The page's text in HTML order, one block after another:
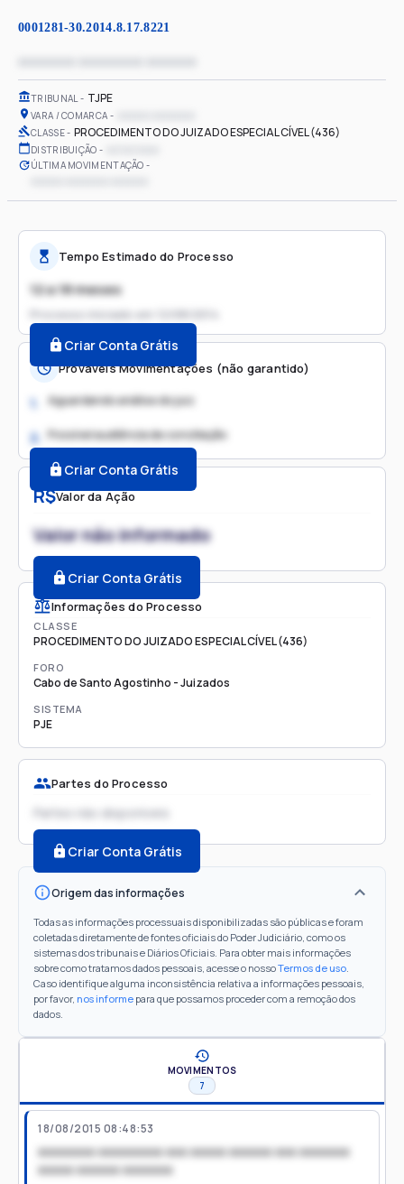
0001281-30.2014.8.17.8221
TRIBUNAL TJPE
VARA / COMARCA
CLASSE PROCEDIMENTO DO JUIZADO ESPECIAL CÍVEL (436)
DISTRIBUIÇÃO
ÚLTIMA MOVIMENTAÇÃO
R$Valor da Ação
Valor não informado
Criar Conta Grátis
Informações do Processo
CLASSE
PROCEDIMENTO DO JUIZADO ESPECIAL CÍVEL (436)
FORO
Cabo de Santo Agostinho - Juizados
SISTEMA
PJE
Partes do Processo
Partes não disponíveis
Criar Conta Grátis
Origem das informações
Todas as informações processuais disponibilizadas são públicas e foram
coletadas diretamente de fontes oficiais do Poder Judiciário, como os
sistemas dos tribunais e Diários Oficiais. Para obter mais informações
sobre como tratamos dados pessoais, acesse o nossoTermos de uso.
Caso identifique alguma inconsistência relativa a informações pessoais,
por favor, nos informe para que possamos proceder com a remoção dos
dados.
Tempo Estimado do Processo
12 a 18 meses
Processo iniciado em
Criar Conta Grátis
Prováveis Movimentações (não garantido)
1. Aguardando análise do juiz
2. Possível audiência de conciliação
Criar Conta Grátis
MOVIMENTOS
7
18/08/2015 08:48:53
xxxxxxxx xxxxxxxxx xxx xxxxx xxxxxx xxx xxxxxxx
xxxxx xxxxxx xxxxxxx